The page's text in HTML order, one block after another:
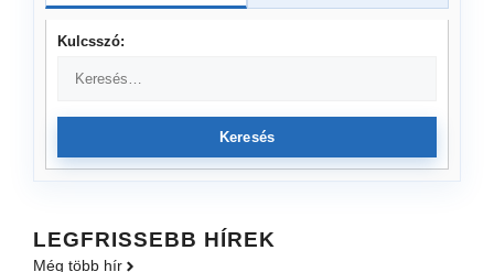
Kulcsszó:
Keresés
LEGFRISSEBB HÍREK
Még több hír